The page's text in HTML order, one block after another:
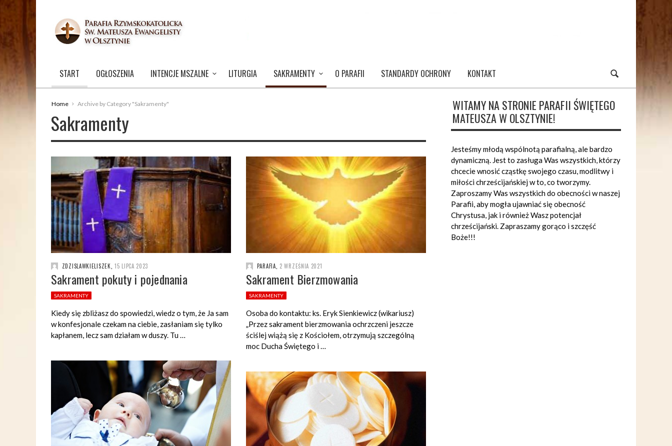
START OGŁOSZENIA INTENCJE MSZALNE LITURGIA SAKRAMENTY O PARAFII STANDARDY OCHRONY KONTAKT
Home Archive by Category "Sakramenty"
Sakramenty
ZDZISLAWKIELISZEK 15 LIPCA 2023
Sakrament pokuty i pojednania
SAKRAMENTY
Kiedy się zbliżasz do spowiedzi, wiedz o tym, że Ja sam
w konfesjonale czekam na ciebie, zasłaniam się tylko
kapłanem, lecz sam działam w duszy. Tu …
PARAFIA 2 WRZEŚNIA 2021
Sakrament Bierzmowania
SAKRAMENTY
Osoba do kontaktu: ks. Eryk Sienkiewicz (wikariusz)
„Przez sakrament bierzmowania ochrzczeni jeszcze
ściślej wiążą się z Kościołem, otrzymują szczególną
moc Ducha Świętego i …
WITAMY NA STRONIE PARAFII ŚWIĘTEGO
MATEUSZA W OLSZTYNIE!
Jesteśmy młodą wspólnotą parafialną, ale bardzo
dynamiczną. Jest to zasługa Was wszystkich, którzy
chcecie wnosić cząstkę swojego czasu, modlitwy i
miłości chrześcijańskiej w to, co tworzymy.
Zaproszamy Was wszystkich do obecności w naszej
Parafii, aby mogła ujawniać się obecność
Chrystusa, jak i również Wasz potencjał
chrześcijański. Zapraszamy gorąco i szczęść
Boże!!!